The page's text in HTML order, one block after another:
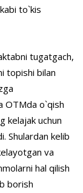
to`kis
tugatgach,
topishi bilan
OTMda o`qish
kelajak uchun
Shulardan kelib
va
hal qilish
borish